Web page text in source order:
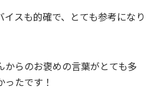
スも的確で、とても参考になり
からのお褒めの言葉がとても多
たです‪！